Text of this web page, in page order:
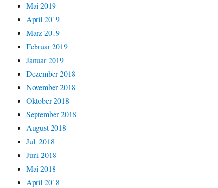
Mai 2019
April 2019
März 2019
Februar 2019
Januar 2019
Dezember 2018
November 2018
Oktober 2018
September 2018
August 2018
Juli 2018
Juni 2018
Mai 2018
April 2018